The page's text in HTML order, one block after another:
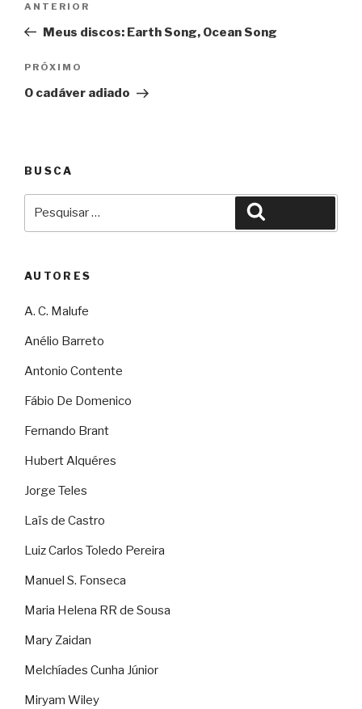
Post
Anterior
ANTERIOR
Meus discos: Earth Song, Ocean Song
Próximo
PRÓXIMO
O cadáver adiado
BUSCA
AUTORES
A. C. Malufe
Anélio Barreto
Antonio Contente
Fábio De Domenico
Fernando Brant
Hubert Alquéres
Jorge Teles
Laïs de Castro
Luiz Carlos Toledo Pereira
Manuel S. Fonseca
Maria Helena RR de Sousa
Mary Zaidan
Melchíades Cunha Júnior
Miryam Wiley